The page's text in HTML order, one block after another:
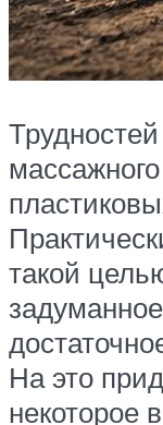
такой
На это
некоторое